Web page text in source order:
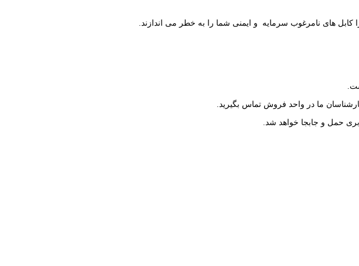
کابل های نامرغوب سرمایه و ایمنی شما را به خطر می اندازند.
ما در واحد فروش تماس بگیرید.